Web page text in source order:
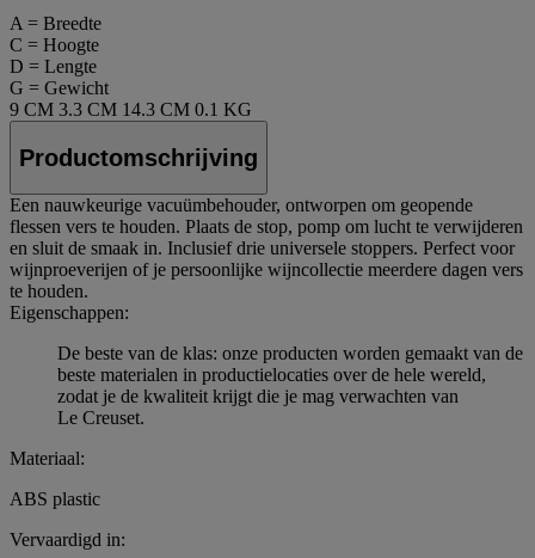
A = Breedte
C = Hoogte
D = Lengte
G = Gewicht
9 CM 3.3 CM 14.3 CM 0.1 KG
Productomschrijving
Een nauwkeurige vacuümbehouder, ontworpen om geopende
flessen vers te houden. Plaats de stop, pomp om lucht te verwijderen
en sluit de smaak in. Inclusief drie universele stoppers. Perfect voor
wijnproeverijen of je persoonlijke wijncollectie meerdere dagen vers
te houden.
Eigenschappen:
De beste van de klas: onze producten worden gemaakt van de
beste materialen in productielocaties over de hele wereld,
zodat je de kwaliteit krijgt die je mag verwachten van
Le Creuset.
Materiaal:
ABS plastic
Vervaardigd in: